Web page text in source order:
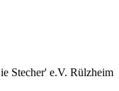
Stecher' e.V. Rülzheim